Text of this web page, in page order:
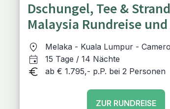
Dschungel, Tee &
Malaysia Rundreise und
Melaka - Kuala Lumpur -
Belum Regenwald - Pulau
Lumpur
15 Tage / 14 Nächte
ab € 1.795,- p.P. bei 2 Personen
ZUR RUNDREISE